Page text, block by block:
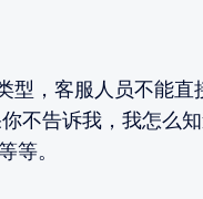
型，客服人员不能
不告诉我，我怎么
等。